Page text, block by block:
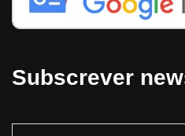
Subscrever